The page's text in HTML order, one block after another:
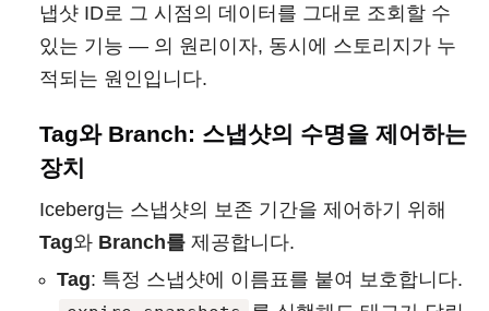
냅샷 ID로 그 시점의 데이터를 그대로 조회할 수
있는 기능 — 의 원리이자, 동시에 스토리지가 누
적되는 원인입니다.
Tag와 Branch: 스냅샷의 수명을 제어하는
장치
Iceberg는 스냅샷의 보존 기간을 제어하기 위해
Tag와 Branch를 제공합니다.
Tag: 특정 스냅샷에 이름표를 붙여 보호합니다.